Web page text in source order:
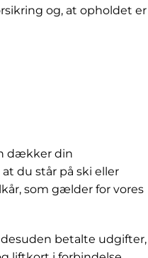
og, at opholdet er
dækker din
du står på ski eller
som gælder for vores
betalte udgifter,